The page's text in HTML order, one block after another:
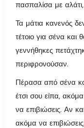
πασπαλίσα με
Τα μάτια κανενός
τέτοιο για σένα
γεννήθηκες
περιφρονούσαν.
Πέρασα από σένα
έτσι σου είπα,
να επιβιώσεις. Αν
ακόμα να επιβιώσεις.